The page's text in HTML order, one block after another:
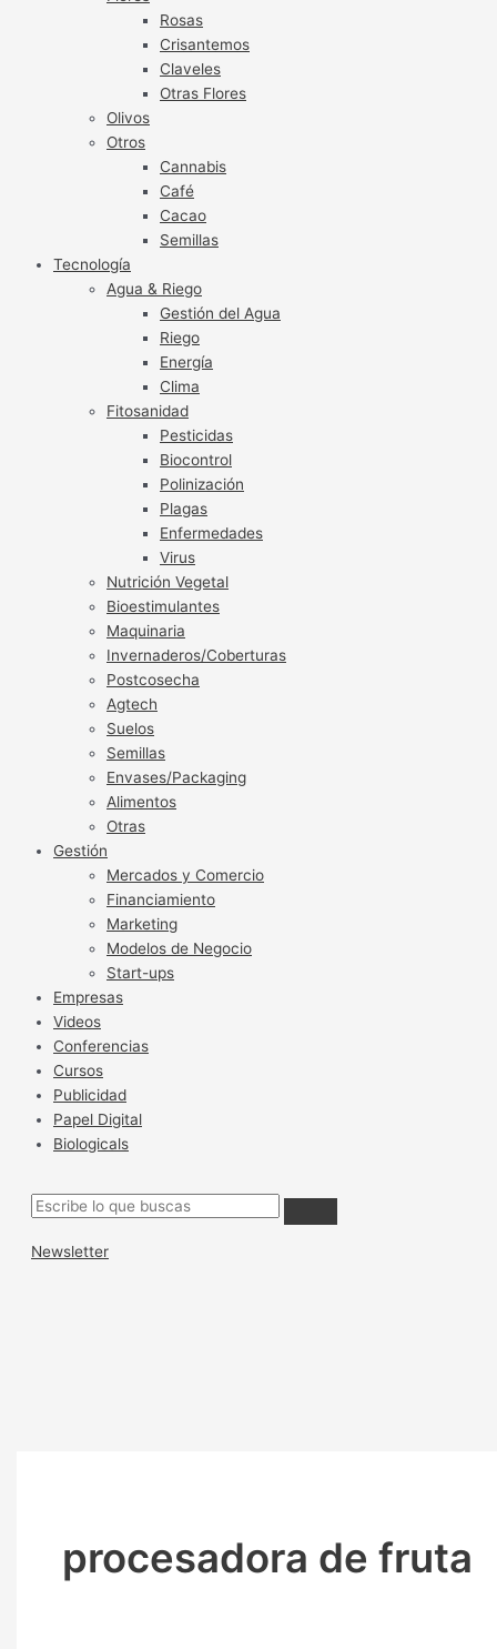
Rosas
Crisantemos
Claveles
Otras Flores
Olivos
Otros
Cannabis
Café
Cacao
Semillas
Tecnología
Agua & Riego
Gestión del Agua
Riego
Energía
Clima
Fitosanidad
Pesticidas
Biocontrol
Polinización
Plagas
Enfermedades
Virus
Nutrición Vegetal
Bioestimulantes
Maquinaria
Invernaderos/Coberturas
Postcosecha
Agtech
Suelos
Semillas
Envases/Packaging
Alimentos
Otras
Gestión
Mercados y Comercio
Financiamiento
Marketing
Modelos de Negocio
Start-ups
Empresas
Videos
Conferencias
Cursos
Publicidad
Papel Digital
Biologicals
Newsletter
procesadora de fruta